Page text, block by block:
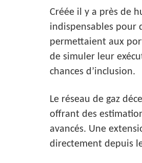
Créée il y a près de
indispensables pour
permettaient aux
de simuler leur
chances d’inclusion.
Le réseau de gaz
offrant des
avancés. Une
directement depuis